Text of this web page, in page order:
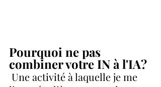
Pourquoi ne pas
combiner votre IN à l'IA?
Une activité à laquelle je me